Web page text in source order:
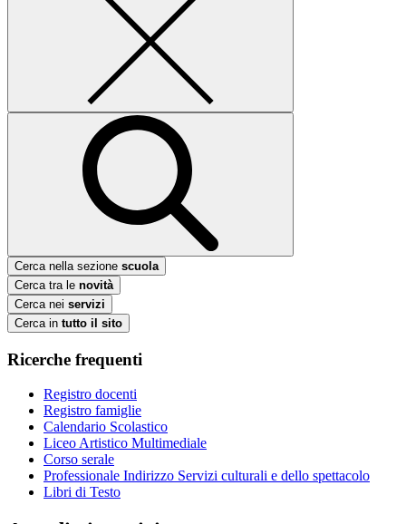
Cerca nella sezione scuola
Cerca tra le novità
Cerca nei servizi
Cerca in tutto il sito
Ricerche frequenti
Registro docenti
Registro famiglie
Calendario Scolastico
Liceo Artistico Multimediale
Corso serale
Professionale Indirizzo Servizi culturali e dello spettacolo
Libri di Testo